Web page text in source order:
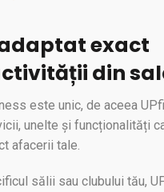
exact
din
este unic, de aceea
unelte și funcționalități
afacerii tale.
sălii sau clubului tău,